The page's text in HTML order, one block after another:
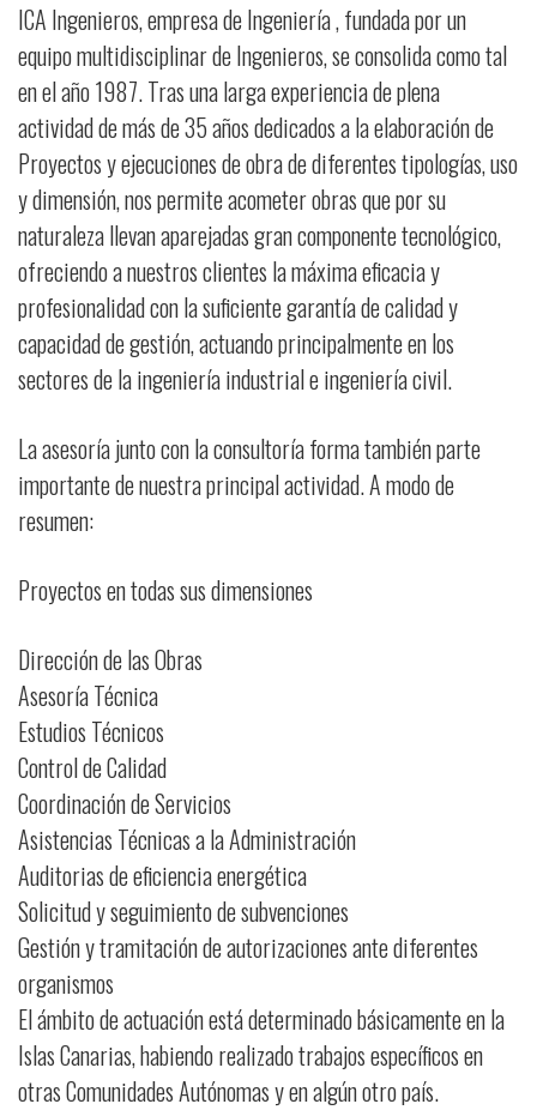
ICA Ingenieros, empresa de Ingeniería , fundada por un
equipo multidisciplinar de Ingenieros, se consolida como tal
en el año 1987. Tras una larga experiencia de plena
actividad de más de 35 años dedicados a la elaboración de
Proyectos y ejecuciones de obra de diferentes tipologías, uso
y dimensión, nos permite acometer obras que por su
naturaleza llevan aparejadas gran componente tecnológico,
ofreciendo a nuestros clientes la máxima eficacia y
profesionalidad con la suficiente garantía de calidad y
capacidad de gestión, actuando principalmente en los
sectores de la ingeniería industrial e ingeniería civil.
La asesoría junto con la consultoría forma también parte
importante de nuestra principal actividad. A modo de
resumen:
Proyectos en todas sus dimensiones
Dirección de las Obras
Asesoría Técnica
Estudios Técnicos
Control de Calidad
Coordinación de Servicios
Asistencias Técnicas a la Administración
Auditorias de eficiencia energética
Solicitud y seguimiento de subvenciones
Gestión y tramitación de autorizaciones ante diferentes
organismos
El ámbito de actuación está determinado básicamente en la
Islas Canarias, habiendo realizado trabajos específicos en
otras Comunidades Autónomas y en algún otro país.